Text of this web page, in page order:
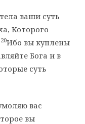
ваши суть
Которого
20Ибо вы куплены
Бога и в
суть
вас
вы